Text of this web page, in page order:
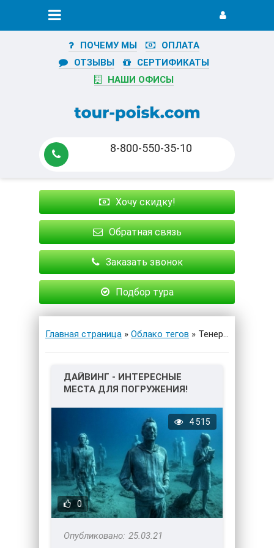
ПОЧЕМУ МЫ
ОПЛАТА
ОТЗЫВЫ
СЕРТИФИКАТЫ
НАШИ ОФИСЫ
8-800-550-35-10
Хочу скидку!
Обратная связь
Заказать звонок
Подбор тура
Главная страница » Облако тегов » Тенерифе
ДАЙВИНГ - ИНТЕРЕСНЫЕ
МЕСТА ДЛЯ ПОГРУЖЕНИЯ!
0
4 515
25.03.21